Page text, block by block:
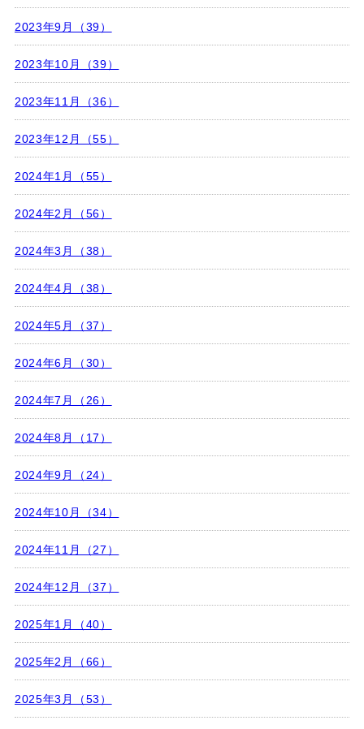
2023年9月（39）
2023年10月（39）
2023年11月（36）
2023年12月（55）
2024年1月（55）
2024年2月（56）
2024年3月（38）
2024年4月（38）
2024年5月（37）
2024年6月（30）
2024年7月（26）
2024年8月（17）
2024年9月（24）
2024年10月（34）
2024年11月（27）
2024年12月（37）
2025年1月（40）
2025年2月（66）
2025年3月（53）